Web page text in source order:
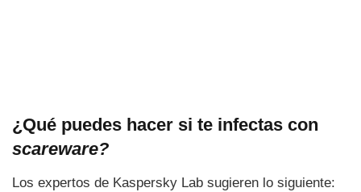
¿Qué puedes hacer si te infectas con
scareware?
Los expertos de Kaspersky Lab sugieren lo siguiente: